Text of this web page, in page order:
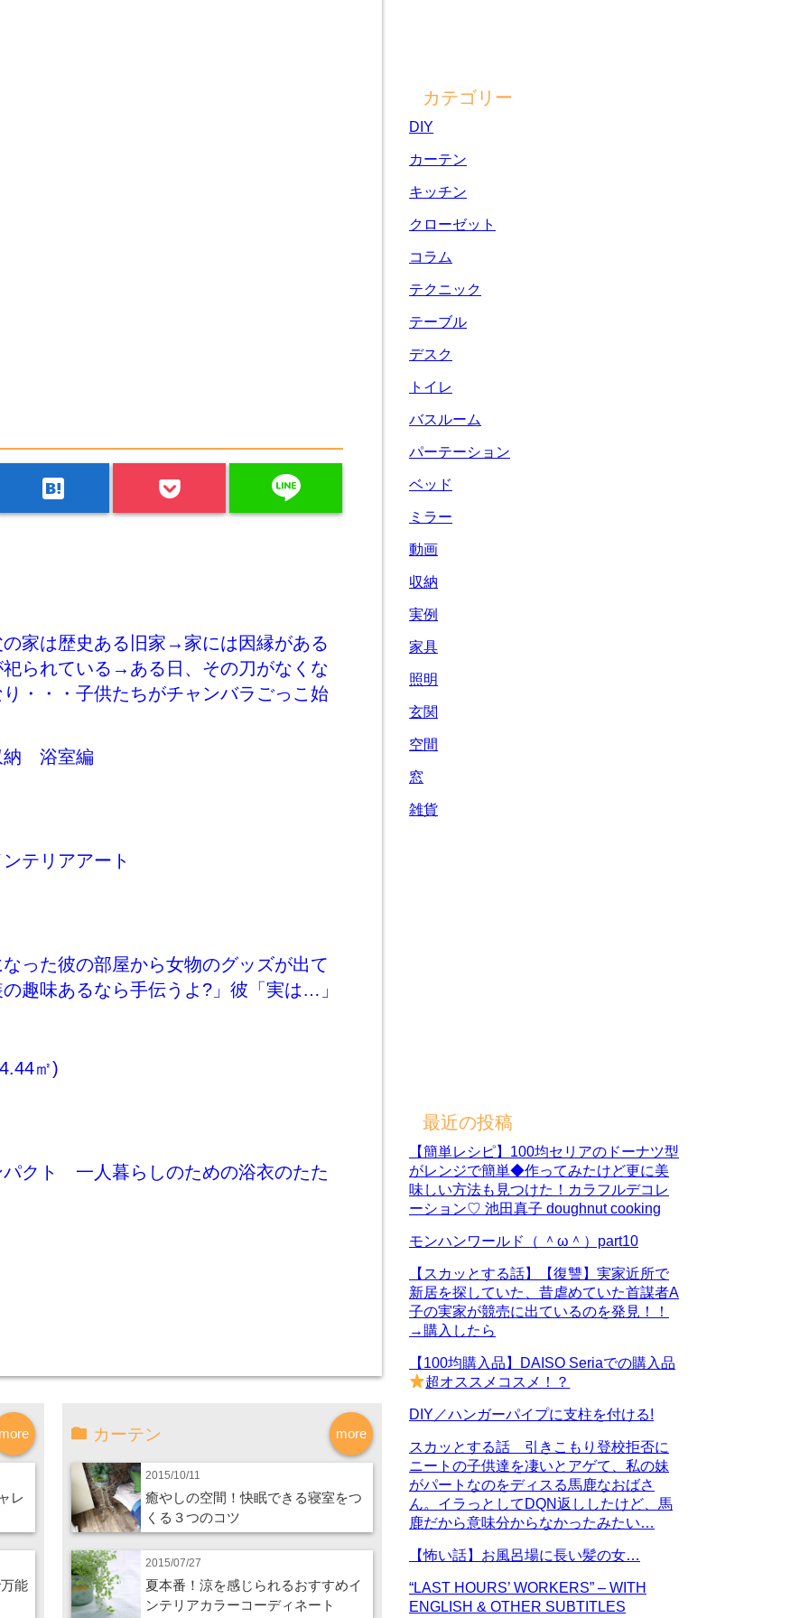
hatenabookmark line
家は歴史ある旧家→家には因縁がある
られている→ある日、その刀がなくな
・・・子供たちがチャンバラごっこ始
納 浴室編
テリアアート
った彼の部屋から女物のグッズが出て
趣味あるなら手伝うよ?」彼「実は…」
㎡)
パクト 一人暮らしのための浴衣のたた
レ
能
more
カーテン
2015/10/11
癒やしの空間！快眠できる寝室をつ
くる３つのコツ
2015/07/27
夏本番！涼を感じられるおすすめイ
ンテリアカラーコーディネート
カテゴリー
DIY
カーテン
キッチン
クローゼット
コラム
テクニック
テーブル
デスク
トイレ
バスルーム
パーテーション
ベッド
ミラー
動画
収納
実例
家具
照明
玄関
空間
窓
雑貨
最近の投稿
【簡単レシピ】100均セリアのドーナツ型
がレンジで簡単◆作ってみたけど更に美
味しい方法も見つけた！カラフルデコレ
ーション♡ 池田真子 doughnut cooking
モンハンワールド（ ＾ω＾）part10
【スカッとする話】【復讐】実家近所で
新居を探していた、昔虐めていた首謀者A
子の実家が競売に出ているのを発見！！
→購入したら
【100均購入品】DAISO Seriaでの購入品
超オススメコスメ！？
DIY／ハンガーパイプに支柱を付ける!
スカッとする話 引きこもり登校拒否に
ニートの子供達を凄いとアゲて、私の妹
がパートなのをディスる馬鹿なおばさ
ん。イラっとしてDQN返ししたけど、馬
鹿だから意味分からなかったみたい…
【怖い話】お風呂場に長い髪の女…
“LAST HOURS’ WORKERS” – WITH
ENGLISH & OTHER SUBTITLES